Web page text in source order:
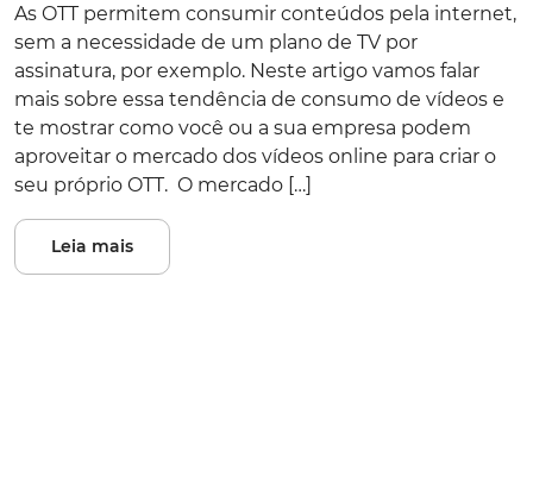
As OTT permitem consumir conteúdos pela internet,
sem a necessidade de um plano de TV por
assinatura, por exemplo. Neste artigo vamos falar
mais sobre essa tendência de consumo de vídeos e
te mostrar como você ou a sua empresa podem
aproveitar o mercado dos vídeos online para criar o
seu próprio OTT. O mercado […]
Leia mais